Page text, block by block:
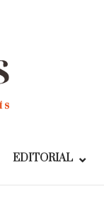
EDITORIAL